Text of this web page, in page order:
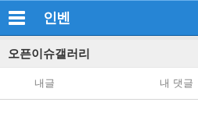
인벤
오픈이슈갤러리
내글 내 댓글